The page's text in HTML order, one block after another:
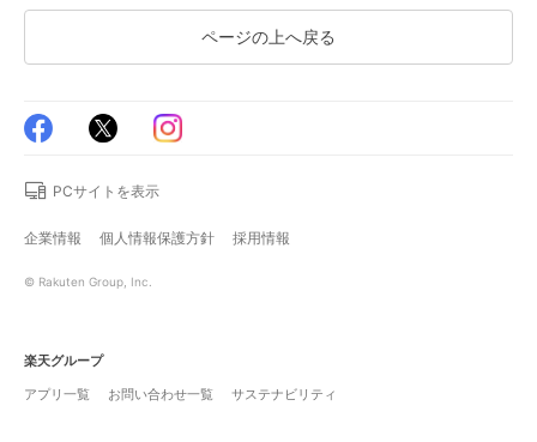
ページの上へ戻る
PCサイトを表示
企業情報 個人情報保護方針 採用情報
© Rakuten Group, Inc.
楽天グループ
アプリ一覧
お問い合わせ一覧 サステナビリティ